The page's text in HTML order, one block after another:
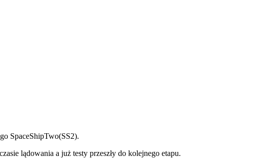
SpaceShipTwo(SS2).
lądowania a już testy przeszły do kolejnego etapu.